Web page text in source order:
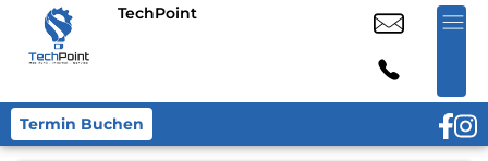
TechPoint
Termin Buchen